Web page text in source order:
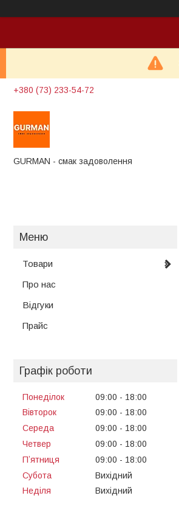
+380 (73) 233-54-72
GURMAN - смак задоволення
Товари
Про нас
Відгуки
Прайс
Графік роботи
Понеділок 09:00
18:00
Вівторок
09:00
18:00
Середа
09:00
18:00
Четвер
09:00
18:00
Пʼятниця
09:00
18:00
Субота
Вихідний
Неділя
Вихідний